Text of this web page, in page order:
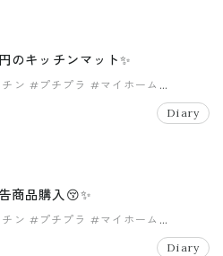
のキッチンマット✨
ン #プチプラ #マイホーム
Diary
商品購入😚✨
ン #プチプラ #マイホーム
Diary